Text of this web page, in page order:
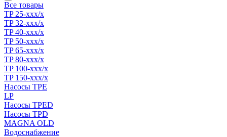
Все товары
TP 25-xxx/x
TP 32-xxx/x
TP 40-xxx/x
TP 50-xxx/x
TP 65-xxx/x
TP 80-xxx/x
TP 100-xxx/x
TP 150-xxx/x
Насосы TPE
LP
Насосы TPED
Насосы TPD
MAGNA OLD
Водоснабжение